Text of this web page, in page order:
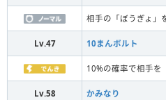
相手の「ぼうぎょ」
Lv.47 10まんボルト
10%の確率で相手を
Lv.58 かみなり